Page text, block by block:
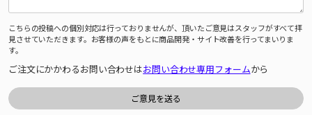
こちらの投稿への個別対応は行っておりませんが、頂いたご意見はスタッフがすべて拝
見させていただきます。お客様の声をもとに商品開発・サイト改善を行ってまいりま
す。
ご注文にかかわるお問い合わせはお問い合わせ専用フォームから